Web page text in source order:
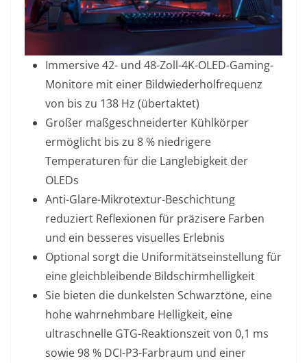
Immersive 42- und 48-Zoll-4K-OLED-Gaming-
Monitore mit einer Bildwiederholfrequenz
von bis zu 138 Hz (übertaktet)
Großer maßgeschneiderter Kühlkörper
ermöglicht bis zu 8 % niedrigere
Temperaturen für die Langlebigkeit der
OLEDs
Anti-Glare-Mikrotextur-Beschichtung
reduziert Reflexionen für präzisere Farben
und ein besseres visuelles Erlebnis
Optional sorgt die Uniformitätseinstellung für
eine gleichbleibende Bildschirmhelligkeit
Sie bieten die dunkelsten Schwarztöne, eine
hohe wahrnehmbare Helligkeit, eine
ultraschnelle GTG-Reaktionszeit von 0,1 ms
sowie 98 % DCI-P3-Farbraum und einer